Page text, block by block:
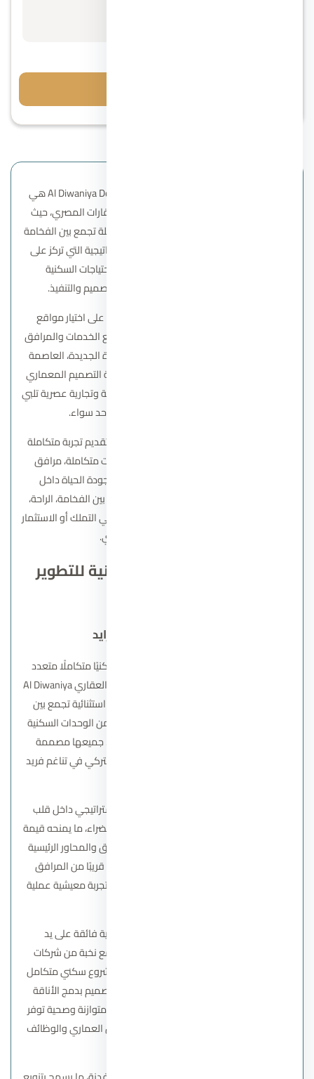
شركة الديوانية للتطوير العقاري Al Diwaniya Developments هي
واحدة من أبرز الشركات الناشئة في قطاع العقارات المصري، حيث
تسعى لتقديم مشروعات سكنية وتجارية متكاملة تجمع بين الفخامة
والجودة العالية. وتتميز الشركة برؤيتها الاستراتيجية التي تركز على
تطوير مجتمعات متكاملة تلبي مختلف الاحتياجات السكنية
والاستثمارية، مع الالتزام بأعلى معايير التصميم والتنفيذ.
تعتمد شركة الديوانية في تطوير مشروعاتها على اختيار مواقع
استراتيجية تضمن سهولة الوصول ووجود جميع الخدمات والمرافق
الحيوية بالقرب من المشروع، سواء في القاهرة الجديدة، العاصمة
الإدارية، أو المناطق الساحلية. كما تضع الشركة التصميم المعماري
المبتكر في صميم أعمالها، لتقديم وحدات سكنية وتجارية عصرية تلبي
تطلعات العملاء والمستثمرين على حد سواء.
تسعى Al Diwaniya Developments أيضًا إلى تقديم تجربة متكاملة
للمستثمرين والعملاء، من خلال توفير خدمات متكاملة، مرافق
ترفيهية، ومساحات خضراء واسعة تعزز من جودة الحياة داخل
المشاريع. وتحرص الشركة على تحقيق التوازن بين الفخامة، الراحة،
والعائد الاستثماري، لتكون خيارًا مثاليًا للراغبين في التملك أو الاستثمار
في السوق العقاري المصري.
ابرز مشروعات شركة الديوانية للتطوير
كمبوند ليفينت الشيخ زايد
مشروعًا سكنيًا متكاملًا متعدد
الاستخدامات من تطوير شركة الديوانية للتطوير العقاري Al Diwaniya
Developments، صُمم لتقديم تجربة معيشية استثنائية تجمع بين
الحداثة والأصالة. يوفر المشروع باقة متنوعة من الوحدات السكنية
تشمل الشقق والدوبلكسات بمساحات مرنة، جميعها مصممة
بأسلوب معماري يجمع بين الطراز الأندلسي والتركي في تناغم فريد
يتميز كمبوند ليفينت الشيخ زايد بموقعه الاستراتيجي داخل قلب
مدينة الشيخ زايد، وتحديدًا في منطقة الثورة الخضراء، ما يمنحه قيمة
استثنائية وسهولة الوصول من وإلى أهم الطرق والمحاور الرئيسية
للمدينة. هذا الموقع المميز يجعل المشروع قريبًا من المرافق
الحيوية والخدمات الأساسية، ويضمن للسكان تجربة معيشية عملية
تم تصميم المخطط الرئيسي للمشروع بعناية فائقة على يد
الاستشاري الهندسي هشام شاكر بالتعاون مع نخبة من شركات
التصميم المعماري العالمية، لضمان تقديم مشروع سكني متكامل
يحقق أعلى معايير الراحة والرفاهية. يمتاز التصميم بدمج الأناقة
التركية مع روح التصاميم الأندلسية، ليخلق بيئة متوازنة وصحية توفر
للسكان تجربة معيشية فريدة تجمع بين الجمال العماري والوظائف